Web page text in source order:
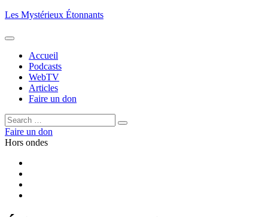
Aller
contenu
Les Mystérieux Étonnants
Accueil
Podcasts
WebTV
Articles
Faire un don
Rechercher :
Rechercher
Faire un don
Hors ondes